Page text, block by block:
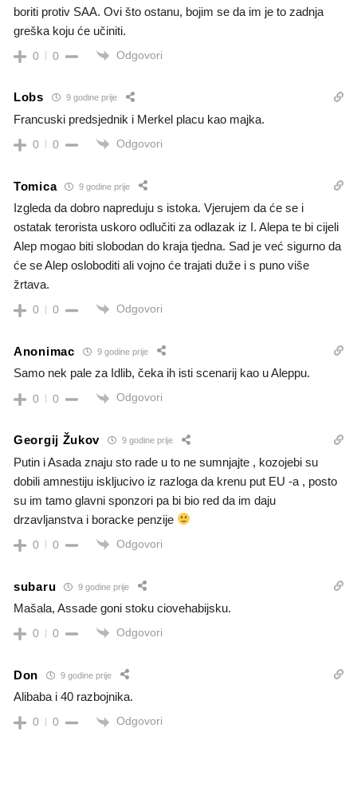
boriti protiv SAA. Ovi što ostanu, bojim se da im je to zadnja
greška koju će učiniti.
0 0 Odgovori
Lobs 9 godine prije
Francuski predsjednik i Merkel placu kao majka.
0 0 Odgovori
Tomica 9 godine prije
Izgleda da dobro napreduju s istoka. Vjerujem da će se i
ostatak terorista uskoro odlučiti za odlazak iz I. Alepa te bi cijeli
Alep mogao biti slobodan do kraja tjedna. Sad je već sigurno da
će se Alep osloboditi ali vojno će trajati duže i s puno više
žrtava.
0 0 Odgovori
Anonimac 9 godine prije
Samo nek pale za Idlib, čeka ih isti scenarij kao u Aleppu.
0 0 Odgovori
Georgij Žukov 9 godine prije
Putin i Asada znaju sto rade u to ne sumnjajte , kozojebi su
dobili amnestiju iskljucivo iz razloga da krenu put EU -a , posto
su im tamo glavni sponzori pa bi bio red da im daju
drzavljanstva i boracke penzije
0 0 Odgovori
subaru 9 godine prije
Mašala, Assade goni stoku ciovehabijsku.
0 0 Odgovori
Don 9 godine prije
Alibaba i 40 razbojnika.
0 0 Odgovori